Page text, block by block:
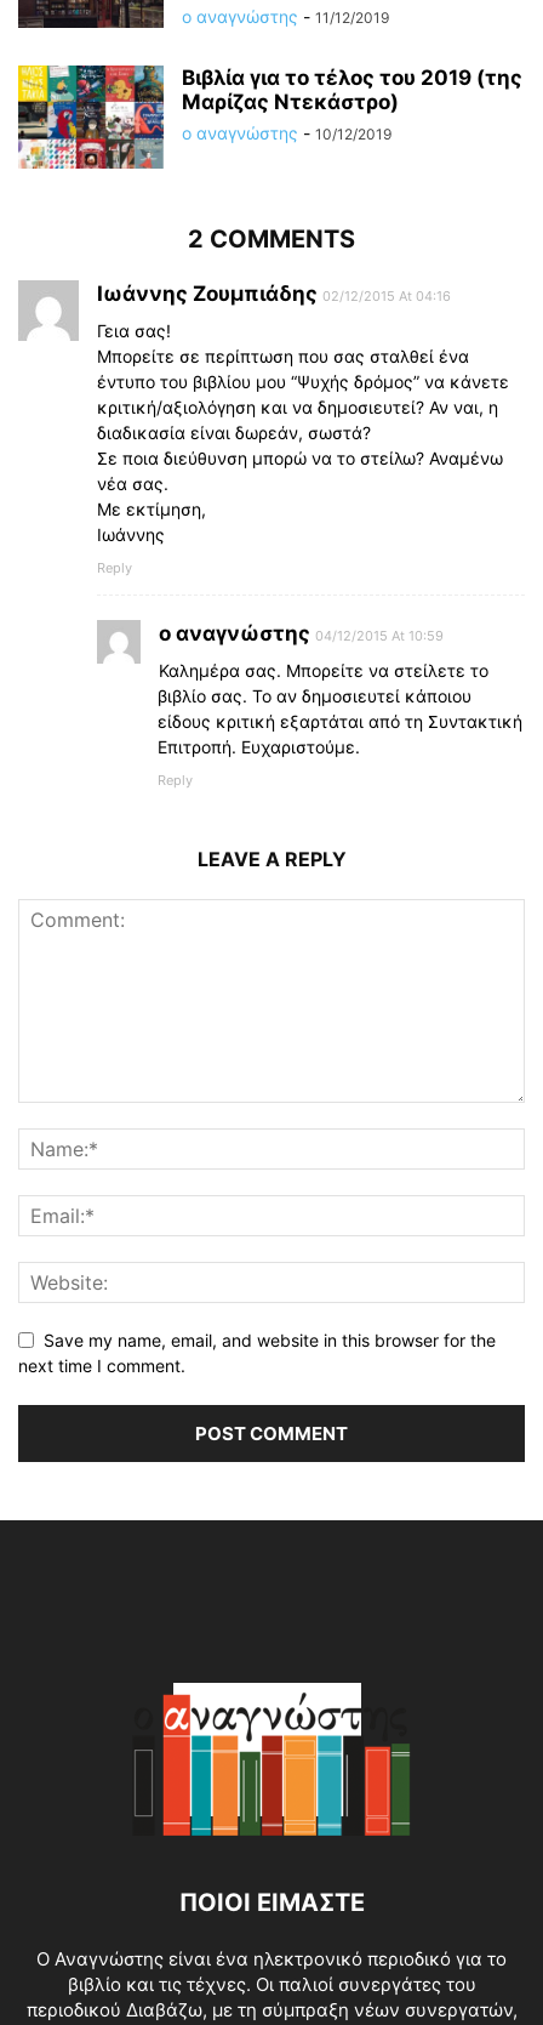
ο αναγνώστης - 11/12/2019
Βιβλία για το τέλος του 2019 (της
Μαρίζας Ντεκάστρο)
ο αναγνώστης - 10/12/2019
2 COMMENTS
Ιωάννης Ζουμπιάδης 02/12/2015 At 04:16
Γεια σας!
Μπορείτε σε περίπτωση που σας σταλθεί ένα
έντυπο του βιβλίου μου “Ψυχής δρόμος” να κάνετε
κριτική/αξιολόγηση και να δημοσιευτεί? Αν ναι, η
διαδικασία είναι δωρεάν, σωστά?
Σε ποια διεύθυνση μπορώ να το στείλω? Αναμένω
νέα σας.
Με εκτίμηση,
Ιωάννης
Reply
ο αναγνώστης 04/12/2015 At 10:59
Καλημέρα σας. Μπορείτε να στείλετε το
βιβλίο σας. Το αν δημοσιευτεί κάποιου
είδους κριτική εξαρτάται από τη Συντακτική
Επιτροπή. Ευχαριστούμε.
Reply
LEAVE A REPLY
Save my name, email, and website in this browser for the
next time I comment.
ΠΟΙΟΙ ΕΙΜΑΣΤΕ
O Αναγνώστης είναι ένα ηλεκτρονικό περιοδικό για το
βιβλίο και τις τέχνες. Οι παλιοί συνεργάτες του
περιοδικού Διαβάζω, με τη σύμπραξη νέων συνεργατών,